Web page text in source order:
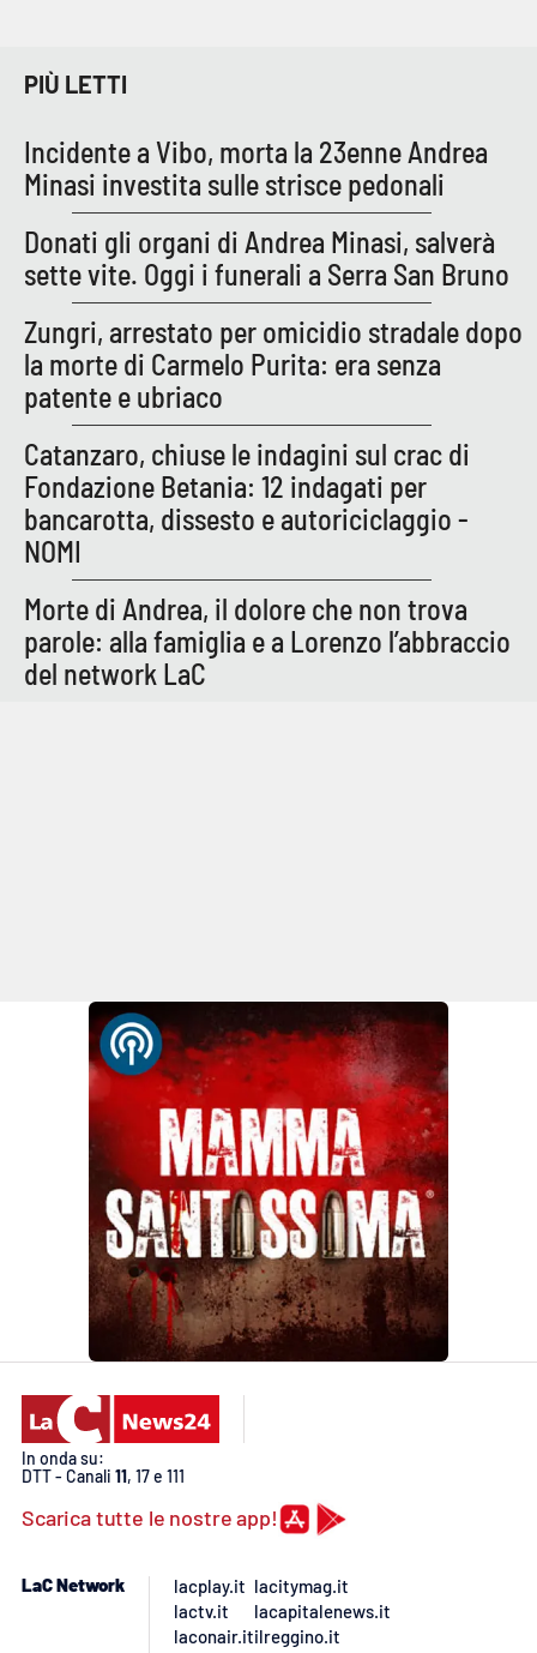
PIÙ LETTI
Incidente a Vibo, morta la 23enne Andrea
Minasi investita sulle strisce pedonali
Donati gli organi di Andrea Minasi, salverà
sette vite. Oggi i funerali a Serra San Bruno
Zungri, arrestato per omicidio stradale dopo
la morte di Carmelo Purita: era senza
patente e ubriaco
Catanzaro, chiuse le indagini sul crac di
Fondazione Betania: 12 indagati per
bancarotta, dissesto e autoriciclaggio -
NOMI
Morte di Andrea, il dolore che non trova
parole: alla famiglia e a Lorenzo l’abbraccio
del network LaC
In onda su:
DTT - Canali 11, 17 e 111
Scarica tutte le nostre app!
LaC Network
lacplay.it
lactv.it
laconair.it
lacitymag.it
lacapitalenews.it
ilreggino.it